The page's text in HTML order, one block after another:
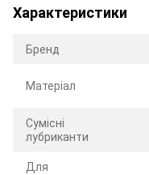
Характеристики
Бренд
Матеріал
Сумісні
лубриканти
Для